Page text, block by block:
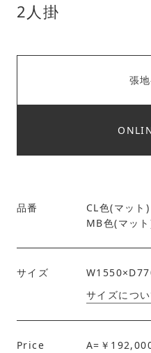
2人掛
張
品番
CL色(マッ
MB色(マッ
サイズ
サイズにつ
Price
A=￥